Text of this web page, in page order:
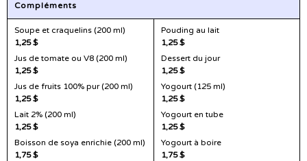
Compléments
Soupe et craquelins (200 ml)
1,25 $
Jus de tomate ou V8 (200 ml)
1,25 $
Jus de fruits 100% pur (200 ml)
1,25 $
Lait 2% (200 ml)
1,25 $
Boisson de soya enrichie (200 ml)
1,75 $
Pouding au lait
1,25 $
Dessert du jour
1,25 $
Yogourt (125 ml)
1,25 $
Yogourt en tube
1,25 $
Yogourt à boire
1,75 $